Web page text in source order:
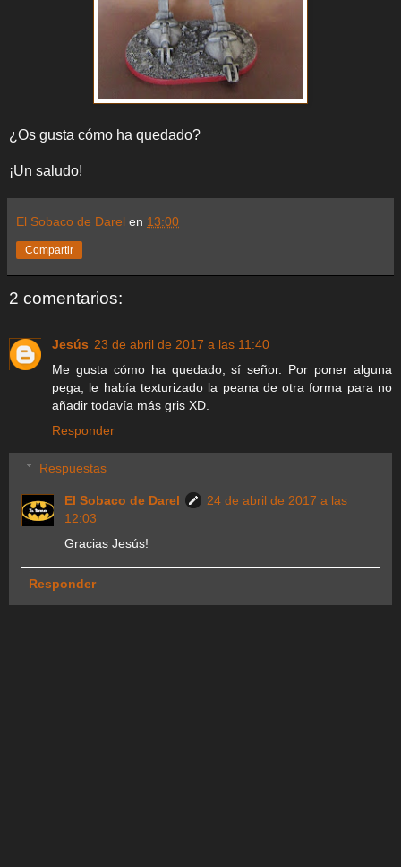
¿Os gusta cómo ha quedado?
¡Un saludo!
El Sobaco de Darel en 13:00
Compartir
2 comentarios:
Jesús 23 de abril de 2017 a las 11:40
Me gusta cómo ha quedado, sí señor. Por poner alguna
pega, le había texturizado la peana de otra forma para no
añadir todavía más gris XD.
Responder
Respuestas
El Sobaco de Darel
24 de abril de 2017 a las
12:03
Gracias Jesús!
Responder